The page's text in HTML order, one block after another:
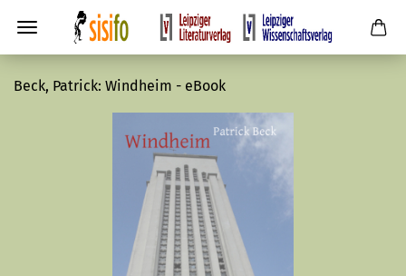
Beck, Patrick: Windheim - eBook